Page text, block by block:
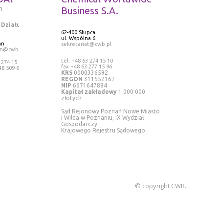
15 13
509 636
Business S.A.
62-400 Słupca
ul. Wspólna 6
sekretariat@cwb.pl
tel. +48 63 274 15 10
fax +48 63 277 15 96
KRS 0000336592
REGON 311552167
NIP 6671647884
Kapitał zakładowy 1 000 000
złotych
Sąd Rejonowy Poznań Nowe Miasto
i Wilda w Poznaniu, IX Wydział
Gospodarczy
Krajowego Rejestru Sądowego
© copyright CWB.